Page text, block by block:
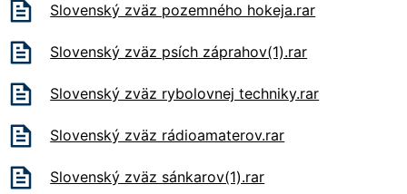
Slovenský zväz pozemného hokeja.rar
Slovenský zväz psích záprahov(1).rar
Slovenský zväz rybolovnej techniky.rar
Slovenský zväz rádioamaterov.rar
Slovenský zväz sánkarov(1).rar